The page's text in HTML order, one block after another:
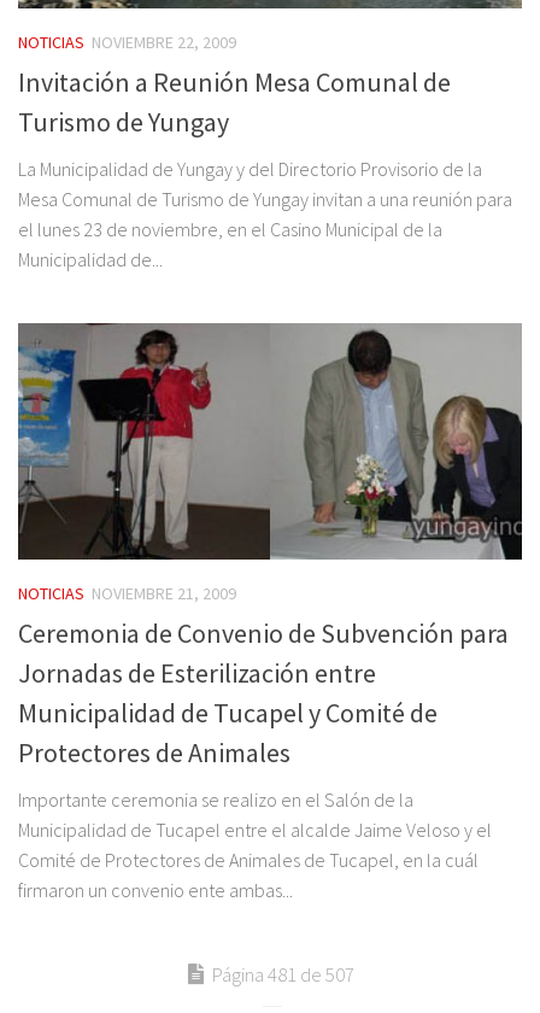
NOTICIAS NOVIEMBRE 22, 2009
Invitación a Reunión Mesa Comunal de
Turismo de Yungay
La Municipalidad de Yungay y del Directorio Provisorio de la
Mesa Comunal de Turismo de Yungay invitan a una reunión para
el lunes 23 de noviembre, en el Casino Municipal de la
Municipalidad de...
NOTICIAS NOVIEMBRE 21, 2009
Ceremonia de Convenio de Subvención para
Jornadas de Esterilización entre
Municipalidad de Tucapel y Comité de
Protectores de Animales
Importante ceremonia se realizo en el Salón de la
Municipalidad de Tucapel entre el alcalde Jaime Veloso y el
Comité de Protectores de Animales de Tucapel, en la cuál
firmaron un convenio ente ambas...
Página 481 de 507